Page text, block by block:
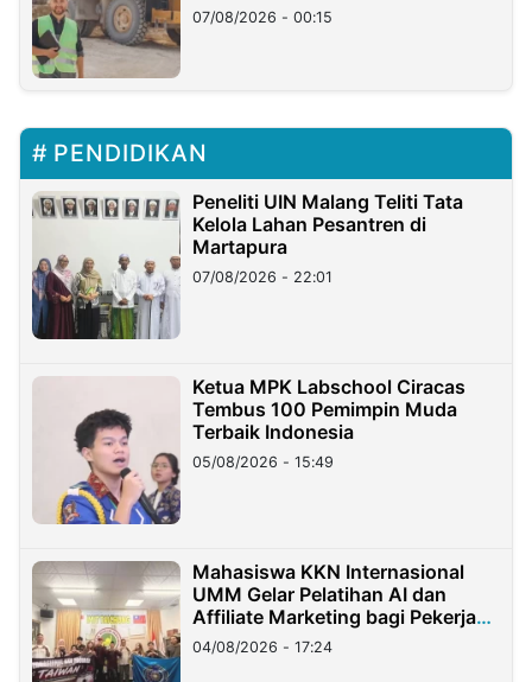
07/08/2026 - 00:15
PENDIDIKAN
Peneliti UIN Malang Teliti Tata
Kelola Lahan Pesantren di
Martapura
07/08/2026 - 22:01
Ketua MPK Labschool Ciracas
Tembus 100 Pemimpin Muda
Terbaik Indonesia
05/08/2026 - 15:49
Mahasiswa KKN Internasional
UMM Gelar Pelatihan AI dan
Affiliate Marketing bagi Pekerja
Migran Indonesia di Taiwan
04/08/2026 - 17:24